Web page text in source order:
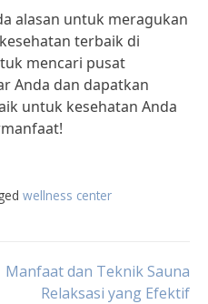
alasan untuk meragukan
terbaik di
mencari pusat
Anda dan dapatkan
untuk kesehatan Anda
wellness center
Manfaat dan Teknik Sauna
Relaksasi yang Efektif